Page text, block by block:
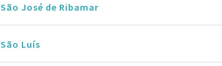
São José de Ribamar
São Luís